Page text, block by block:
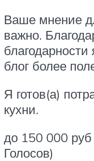
Ваше мнение
важно.
благодарности
блог более
Я готов(а)
кухни.
до 150 000
Голосов)